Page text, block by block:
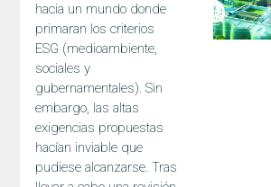
hacia un mundo donde
primaran los criterios
ESG (medioambiente,
sociales y
gubernamentales). Sin
embargo, las altas
exigencias propuestas
hacían inviable que
pudiese alcanzarse. Tras